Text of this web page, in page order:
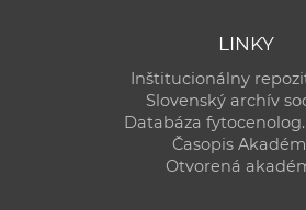
LINKY
Inštitucionálny
Slovenský archív
Databáza
Časopis
Otvorená